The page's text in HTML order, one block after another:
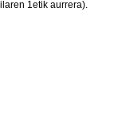
1etik aurrera).